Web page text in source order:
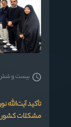
تأکید آیت‌الله
مشکلات کشور
بیست و شش